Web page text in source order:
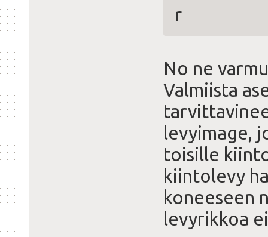
r
No ne
Valmiista
levyimage,
toisille
kiintolevy
koneeseen
levyrikkoa